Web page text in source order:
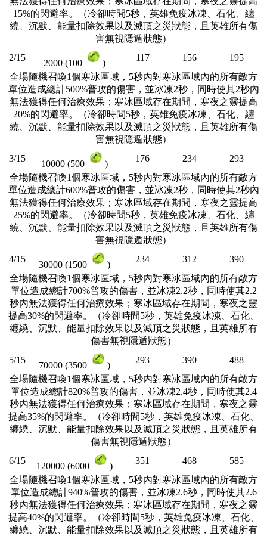
15%的閃避率。（冷卻時間5秒，英雄免疫冰凍、石化、纏
繞、沉默、能量扣除效果以及滅頂之災狀態，且英雄所有傷
害無視隱遁狀態）
2/15
2000 (100 )
117 156
195
全場隨機召喚1個寒冰區域，5秒內對寒冰區域內的所有敵方
單位造成總計500%普攻的傷害，並冰凍2秒，同時使其2秒內
無法獲得任何治療效果；寒冰區域存在期間，寒夜之靈提高
20%的閃避率。（冷卻時間5秒，英雄免疫冰凍、石化、纏
繞、沉默、能量扣除效果以及滅頂之災狀態，且英雄所有傷
害無視隱遁狀態）
3/15
10000 (500 )
176 234
293
全場隨機召喚1個寒冰區域，5秒內對寒冰區域內的所有敵方
單位造成總計600%普攻的傷害，並冰凍2秒，同時使其2秒內
無法獲得任何治療效果；寒冰區域存在期間，寒夜之靈提高
25%的閃避率。（冷卻時間5秒，英雄免疫冰凍、石化、纏
繞、沉默、能量扣除效果以及滅頂之災狀態，且英雄所有傷
害無視隱遁狀態）
4/15
30000 (1500 )
234 312
390
全場隨機召喚1個寒冰區域，5秒內對寒冰區域內的所有敵方
單位造成總計700%普攻的傷害，並冰凍2.2秒，同時使其2.2
秒內無法獲得任何治療效果；寒冰區域存在期間，寒夜之靈
提高30%的閃避率。（冷卻時間5秒，英雄免疫冰凍、石化、
纏繞、沉默、能量扣除效果以及滅頂之災狀態，且英雄所有
傷害無視隱遁狀態）
5/15
70000 (3500 )
293 390
488
全場隨機召喚1個寒冰區域，5秒內對寒冰區域內的所有敵方
單位造成總計820%普攻的傷害，並冰凍2.4秒，同時使其2.4
秒內無法獲得任何治療效果；寒冰區域存在期間，寒夜之靈
提高35%的閃避率。（冷卻時間5秒，英雄免疫冰凍、石化、
纏繞、沉默、能量扣除效果以及滅頂之災狀態，且英雄所有
傷害無視隱遁狀態）
6/15
120000 (6000 )
351 468
585
全場隨機召喚1個寒冰區域，5秒內對寒冰區域內的所有敵方
單位造成總計940%普攻的傷害，並冰凍2.6秒，同時使其2.6
秒內無法獲得任何治療效果；寒冰區域存在期間，寒夜之靈
提高40%的閃避率。（冷卻時間5秒，英雄免疫冰凍、石化、
纏繞、沉默、能量扣除效果以及滅頂之災狀態，且英雄所有